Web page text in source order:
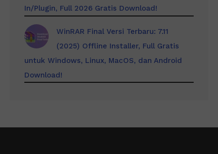
In/Plugin, Full 2026 Gratis Download!
WinRAR Final Versi Terbaru: 7.11
(2025) Offline Installer, Full Gratis
untuk Windows, Linux, MacOS, dan Android
Download!